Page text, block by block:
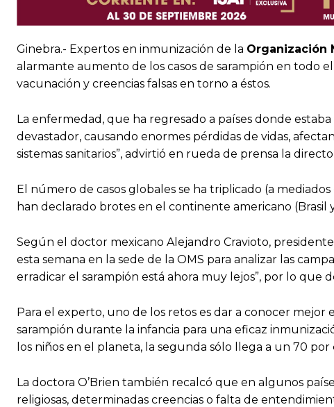
Ginebra.- Expertos en inmunización de la Organización
alarmante aumento de los casos de sarampión en todo
vacunación y creencias falsas en torno a éstos.
La enfermedad, que ha regresado a países donde
devastador, causando enormes pérdidas de vidas,
sistemas sanitarios”, advirtió en rueda de prensa la
El número de casos globales se ha triplicado (a
han declarado brotes en el continente americano (Brasil
Según el doctor mexicano Alejandro Cravioto,
esta semana en la sede de la OMS para analizar las
erradicar el sarampión está ahora muy lejos”, por lo que
Para el experto, uno de los retos es dar a conocer mejor
sarampión durante la infancia para una eficaz
los niños en el planeta, la segunda sólo llega a un 70 por
La doctora O’Brien también recalcó que en algunos
religiosas, determinadas creencias o falta de